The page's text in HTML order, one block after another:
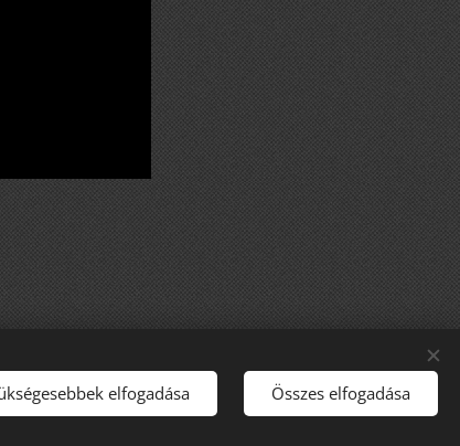
elfogadása Összes elfogadása